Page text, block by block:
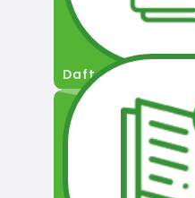
Daftar Pengguna